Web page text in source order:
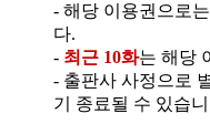
- 해당 이용권으로는
다.
- 최근 10화는 해당
- 출판사 사정으로
기 종료될 수 있습